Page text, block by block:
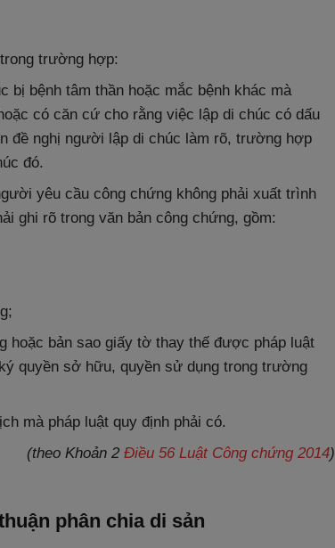
trường hợp:
bệnh tâm thần hoặc mắc bệnh khác mà
có căn cứ cho rằng việc lập di chúc có dấu
đề nghị người lập di chúc làm rõ, trường hợp
đó.
yêu cầu công chứng không phải xuất trình
ghi rõ trong văn bản công chứng, gồm:
hoặc bản sao giấy tờ thay thế được pháp luật
quyền sở hữu, quyền sử dụng trong trường
mà pháp luật quy định phải có.
(theo Khoản 2 Điều 56 Luật Công chứng 2014)
phân chia di sản